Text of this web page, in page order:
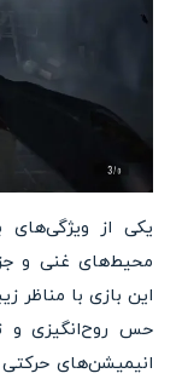
یکی از ویژگی‌های
محیط‌های غنی و
این بازی با مناظر
حس روح‌انگیزی و
انیمیشن‌های